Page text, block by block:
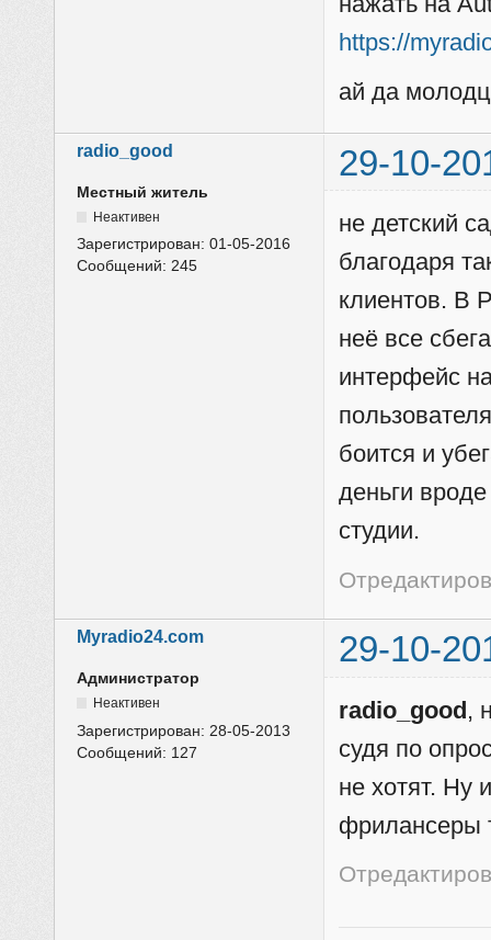
https://
ай да
radio_good 29-10-
Местный житель
Неактивен
Зарегистрирован:01-05-2016
Сообщений: 245
не детский
благодаря
клиентов. В
неё все
интерфейс
боится и
деньги
студии.
Myradio24.com 29-10-
Администратор
Неактивен
Зарегистрирован: 28-05-2013
Сообщений: 127
radio_good,
судя по
не хотят. Ну
фрилансеры